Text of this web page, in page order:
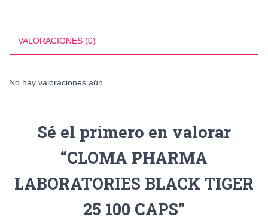
VALORACIONES (0)
No hay valoraciones aún.
Sé el primero en valorar
“CLOMA PHARMA
LABORATORIES BLACK TIGER
25 100 CAPS”